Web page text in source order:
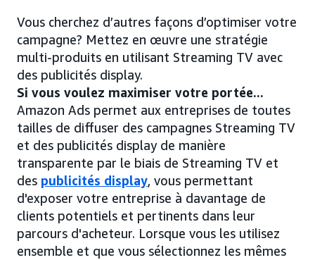
Vous cherchez d’autres façons d’optimiser votre
campagne? Mettez en œuvre une stratégie
multi-produits en utilisant Streaming TV avec
des publicités display.
Si vous voulez maximiser votre portée...
Amazon Ads permet aux entreprises de toutes
tailles de diffuser des campagnes Streaming TV
et des publicités display de manière
transparente par le biais de Streaming TV et
des publicités display, vous permettant
d'exposer votre entreprise à davantage de
clients potentiels et pertinents dans leur
parcours d'acheteur. Lorsque vous les utilisez
ensemble et que vous sélectionnez les mêmes